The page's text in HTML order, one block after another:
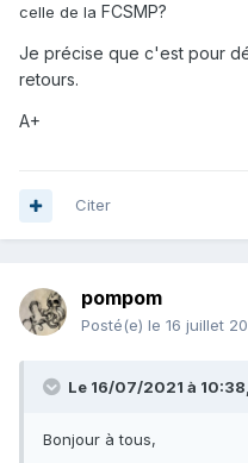
celle de la FCSMP?
Je précise que c'est pour
retours.
A+
Citer
pompom
Posté(e) le 16 juillet
Le 16/07/2021 à 10:38,
Bonjour à tous,